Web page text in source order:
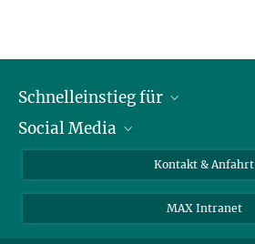
Schnelleinstieg für
Journalist*innen
Social Media
LinkedIn
Kontakt & Anfahrt
MAX Intranet